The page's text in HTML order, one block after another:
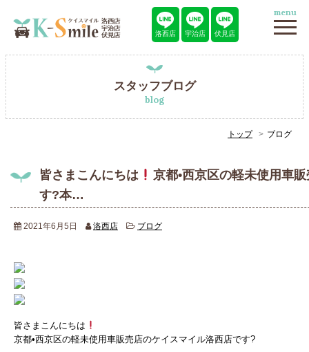
洛西店 宇治店 伏見店
menu
スタッフブログ
blog
トップ ブログ
皆さまこんにちは
京都•西京区の軽未使用車
す?本…
2021年6月5日 洛西店 ブログ
皆さまこんにちは
京都•西京区の軽未使用車販売店のケイスマイル洛西店です?